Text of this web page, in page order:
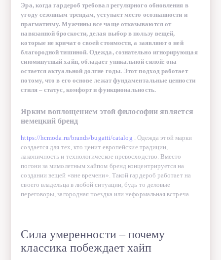
Универсальность сочетаний. Вещи нейтральных оттенков и
лаконичного кроя идеально комбинируются между собой. Мужчине
не нужно тратить время на сборы – базовые элементы собираются в
стильный образ автоматически.
Долгосрочная актуальность. Пальто прямого кроя, качественный
джемпер или классические чиносы будут выглядеть одинаково
уместно и сегодня, и через пять лет. Это избавляет от необходимости
ежегодного шопинга.
Фокус на личность. Лаконичная одежда служит благородной рамой.
в первую очередь самого мужчину, его характер и уверенность.
Технологии комфорта –
функциональность как приоритет
Когда одежда не пытается удивить публику экстравагантным
дизайном, все внимание создателей переносится на качество
материалов и функциональные характеристики. Именно
технологичность превращает простую вещь в любимый элемент
качества. В куртках и плащах используются передовые мембранные
материалы, которые надежно защищают от ветра и дождя, сохраняя
отличную воздухопроницаемость. Особое внимание уделяется
Эра, когда гардероб требовал регулярного обновления в
угоду сезонным трендам, уступает место осознанности и
прагматизму. Мужчины все чаще отказываются от
навязанной броскости, делая выбор в пользу вещей,
которые не кричат о своей стоимости, а заявляют о ней
благородной тишиной. Одежда, сознательно игнорирующая
сиюминутный хайп, обладает уникальной силой: она
остается актуальной долгие годы. Этот подход работает
потому, что в его основе лежат фундаментальные ценности
стиля – статус, комфорт и функциональность.
Ярким воплощением этой философии является
немецкий бренд
https://hcmoda.ru/brands/bugatti/catalog . Одежда этой марки
создается для тех, кто ценит европейские традиции,
лаконичность и технологическое превосходство. Вместо
погони за мимолетным хайпом бренд концентрируется на
создании вещей «вне времени». Такой гардероб работает на
своего владельца в любой ситуации, будь то деловые
переговоры, загородная поездка или неформальная встреча.
Сила умеренности – почему
классика побеждает хайп